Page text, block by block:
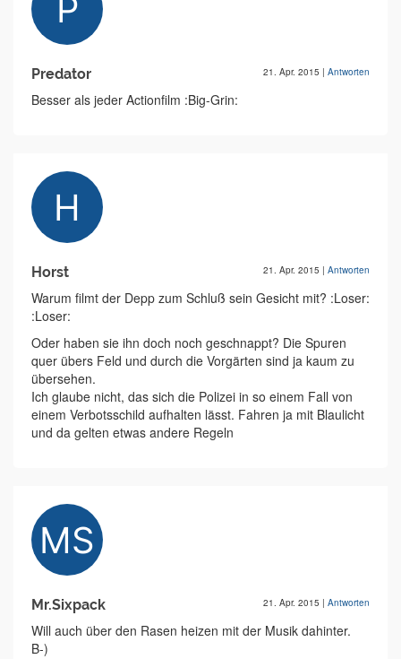
Predator 21. Apr. 2015 | Antworten
Besser als jeder Actionfilm :Big-Grin:
Horst 21. Apr. 2015 | Antworten
Warum filmt der Depp zum Schluß sein Gesicht mit? :Loser:
:Loser:
Oder haben sie ihn doch noch geschnappt? Die Spuren
quer übers Feld und durch die Vorgärten sind ja kaum zu
übersehen.
Ich glaube nicht, das sich die Polizei in so einem Fall von
einem Verbotsschild aufhalten lässt. Fahren ja mit Blaulicht
und da gelten etwas andere Regeln
Mr.Sixpack 21. Apr. 2015 | Antworten
Will auch über den Rasen heizen mit der Musik dahinter.
B-)